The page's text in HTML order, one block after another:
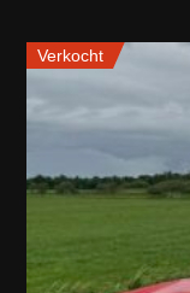
Verkocht